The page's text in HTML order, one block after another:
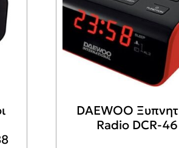
DAEWOO
Radio DCR-46